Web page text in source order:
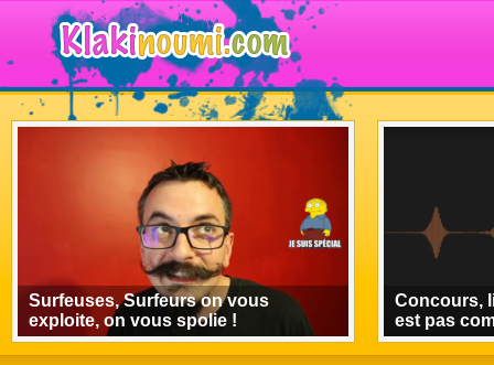
Surfeuses, Surfeurs on vous
exploite, on vous spolie !
Concours,
est pas